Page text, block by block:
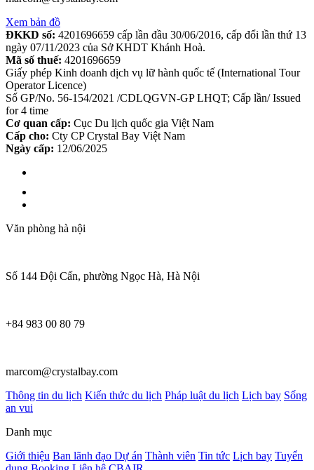
Xem bản đồ
ĐKKD số: 4201696659 cấp lần đầu 30/06/2016, cấp đổi lần thứ 13
ngày 07/11/2023 của Sở KHDT Khánh Hoà.
Mã số thuế: 4201696659
Giấy phép Kinh doanh dịch vụ lữ hành quốc tế (International Tour
Operator Licence)
Số GP/No. 56-154/2021 /CDLQGVN-GP LHQT; Cấp lần/ Issued
for 4 time
Cơ quan cấp: Cục Du lịch quốc gia Việt Nam
Cấp cho: Cty CP Crystal Bay Việt Nam
Ngày cấp: 12/06/2025
Văn phòng hà nội
Số 144 Đội Cấn, phường Ngọc Hà, Hà Nội
+84 983 00 80 79
marcom@crystalbay.com
Thông tin du lịch Kiến thức du lịch Pháp luật du lịch Lịch bay Sống
an vui
Danh mục
Giới thiệu Ban lãnh đạo Dự án Thành viên Tin tức Lịch bay Tuyển